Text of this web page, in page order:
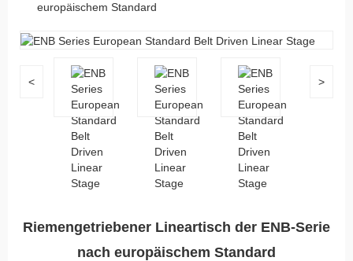
europäischem Standard
< >
Riemengetriebener Lineartisch der ENB-Serie
nach europäischem Standard